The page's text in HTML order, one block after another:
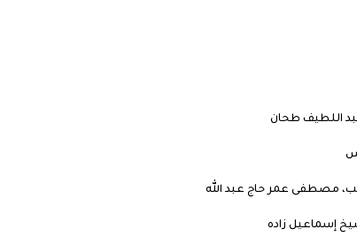
اللطيف طحان
مصطفى عمر حاج عبد الله
إسماعيل زاده